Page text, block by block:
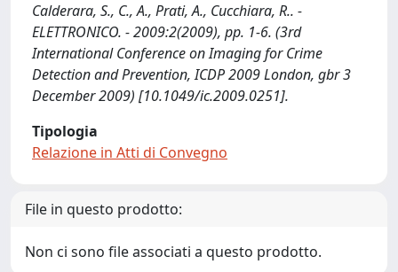
Calderara, S., C., A., Prati, A., Cucchiara, R.. -
ELETTRONICO. - 2009:2(2009), pp. 1-6. (3rd
International Conference on Imaging for Crime
Detection and Prevention, ICDP 2009 London, gbr 3
December 2009) [10.1049/ic.2009.0251].
Tipologia
Relazione in Atti di Convegno
File in questo prodotto:
Non ci sono file associati a questo prodotto.